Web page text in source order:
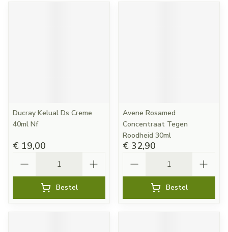
Ducray Kelual Ds Creme
40ml Nf
€ 19,00
Bestel
Avene Rosamed
Concentraat Tegen
Roodheid 30ml
€ 32,90
Bestel